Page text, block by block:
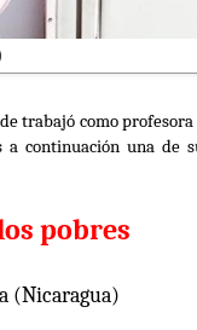
trabajó como
continuación una de
pobres
(Nicaragua)